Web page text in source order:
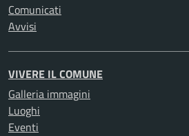
Comunicati
Avvisi
VIVERE IL COMUNE
Galleria immagini
Luoghi
Eventi